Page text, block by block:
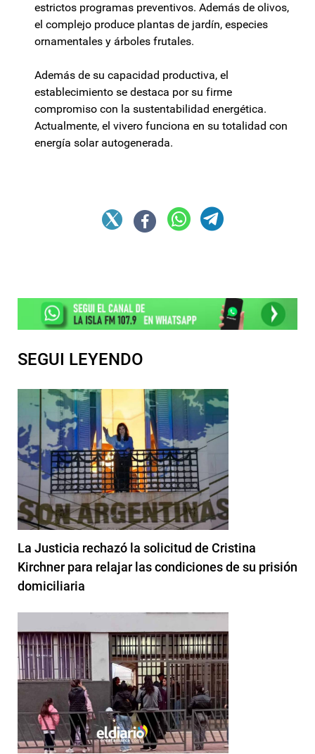
estrictos programas preventivos. Además de olivos,
el complejo produce plantas de jardín, especies
ornamentales y árboles frutales.
Además de su capacidad productiva, el
establecimiento se destaca por su firme
compromiso con la sustentabilidad energética.
Actualmente, el vivero funciona en su totalidad con
energía solar autogenerada.
SEGUI LEYENDO
La Justicia rechazó la solicitud de Cristina
Kirchner para relajar las condiciones de su prisión
domiciliaria